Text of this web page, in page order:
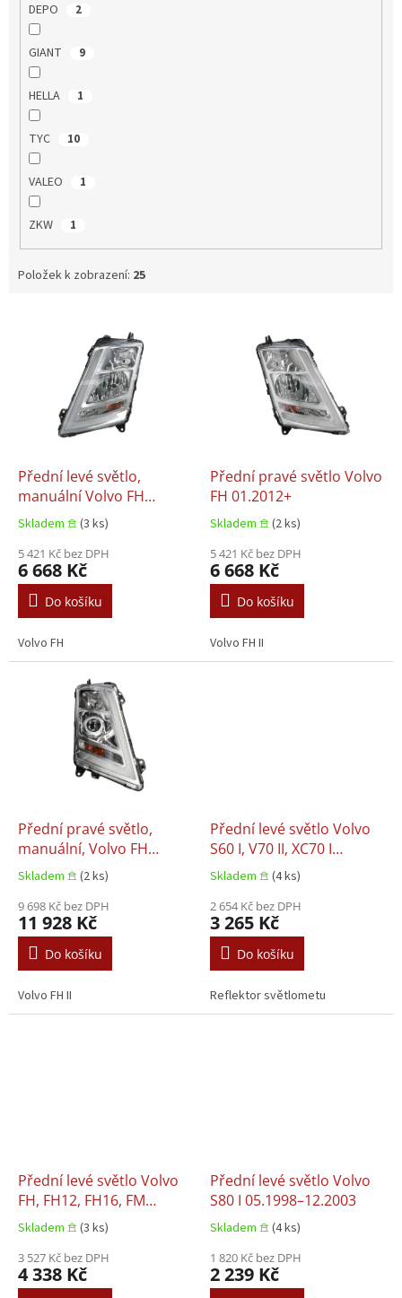
DEPO 2
GIANT 9
HELLA 1
TYC 10
VALEO 1
ZKW 1
Položek k zobrazení: 25
Přední levé světlo,
manuální Volvo FH
01.2012+
Skladem 𖠿 (3 ks)
5 421 Kč bez DPH
6 668 Kč
Do košíku
Volvo FH
Přední pravé světlo Volvo
FH 01.2012+
Skladem 𖠿 (2 ks)
5 421 Kč bez DPH
6 668 Kč
Do košíku
Volvo FH II
Přední pravé světlo,
manuální, Volvo FH
01.2012+
Skladem 𖠿 (2 ks)
9 698 Kč bez DPH
11 928 Kč
Do košíku
Volvo FH II
Přední levé světlo Volvo
S60 I, V70 II, XC70 I
03.2000–04.2010
Skladem 𖠿 (4 ks)
2 654 Kč bez DPH
3 265 Kč
Do košíku
Reflektor světlometu
Přední levé světlo Volvo
FH, FH12, FH16, FM
09.2001+
Skladem 𖠿 (3 ks)
3 527 Kč bez DPH
4 338 Kč
Přední levé světlo Volvo
S80 I 05.1998–12.2003
Skladem 𖠿 (4 ks)
1 820 Kč bez DPH
2 239 Kč